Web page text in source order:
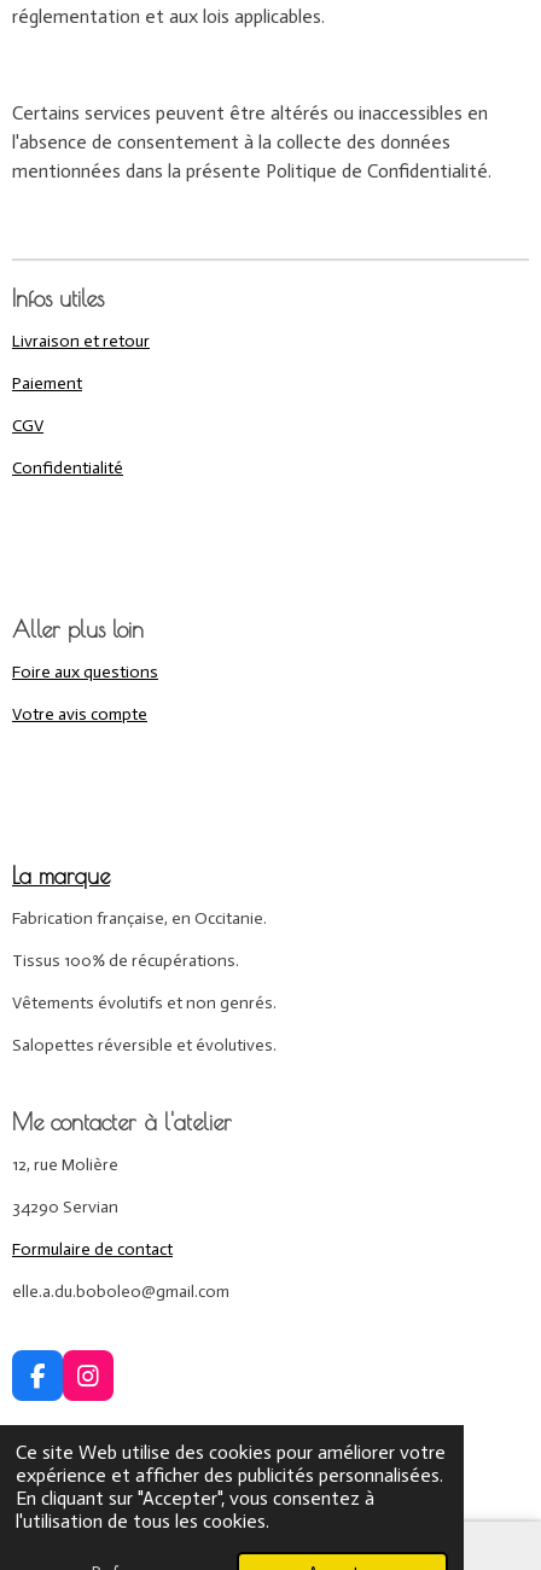
Ce site Web utilise des cookies pour améliorer votre
expérience et afficher des publicités personnalisées.
En cliquant sur "Accepter", vous consentez à
l'utilisation de tous les cookies.
réglementation et aux lois applicables.
Certains services peuvent être altérés ou inaccessibles en
l'absence de consentement à la collecte des données
mentionnées dans la présente Politique de Confidentialité.
Infos utiles
Livraison et retour
Paiement
CGV
Confidentialité
Aller plus loin
Foire aux questions
Votre avis compte
La marque
Fabrication française, en Occitanie.
Tissus 100% de récupérations.
Vêtements évolutifs et non genrés.
Salopettes réversible et évolutives.
Me contacter à l'atelier
12, rue Molière
34290 Servian
Formulaire de contact
elle.a.du.boboleo@gmail.com
F
a
c
e
b
o
o
I
n
s
t
a
g
r
© 2024 - 2026 Elle a du Bobo Léo
Propulsé parWebador